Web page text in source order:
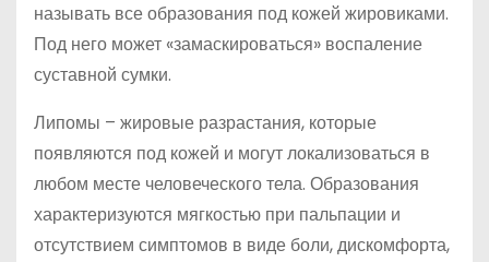
называть все образования под кожей жировиками.
Под него может «замаскироваться» воспаление
суставной сумки.
Липомы – жировые разрастания, которые
появляются под кожей и могут локализоваться в
любом месте человеческого тела. Образования
характеризуются мягкостью при пальпации и
отсутствием симптомов в виде боли, дискомфорта,